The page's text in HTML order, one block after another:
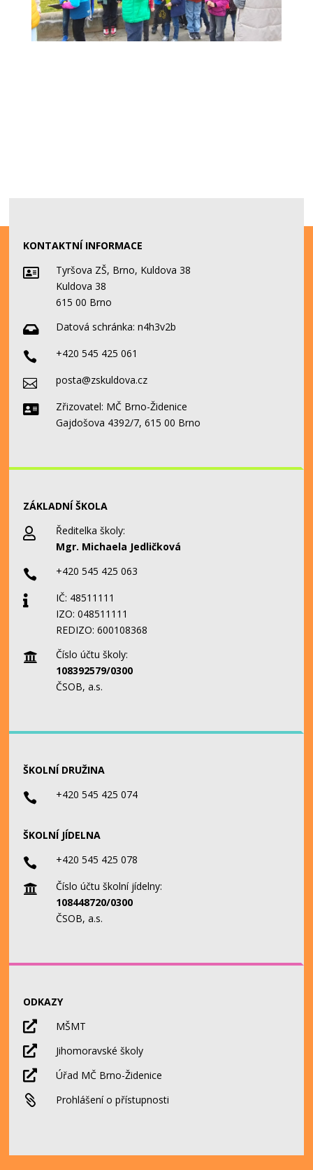
KONTAKTNÍ INFORMACE

Tyršova ZŠ, Brno, Kuldova 38
Kuldova 38
615 00 Brno
 Datová schránka:n4h3v2b
 +420 545 425 061
 posta@zskuldova.cz

Zřizovatel: MČ Brno-Židenice
Gajdošova 4392/7, 615 00 Brno
ZÁKLADNÍ ŠKOLA

Ředitelka školy:
Mgr. Michaela Jedličková
 +420 545 425 063

IČ: 48511111
IZO: 048511111
REDIZO: 600108368

Číslo účtu školy:
108392579/0300
ČSOB, a.s.
ŠKOLNÍ DRUŽINA
 +420 545 425 074
ŠKOLNÍ JÍDELNA
 +420 545 425 078

Číslo účtu školní jídelny:
108448720/0300
ČSOB, a.s.
ODKAZY
 MŠMT
 Jihomoravské školy
 Úřad MČ Brno-Židenice
 Prohlášení o přístupnosti